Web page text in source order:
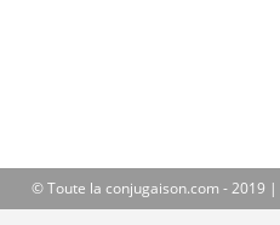
© Toute la conjugaison.com - 2019 |